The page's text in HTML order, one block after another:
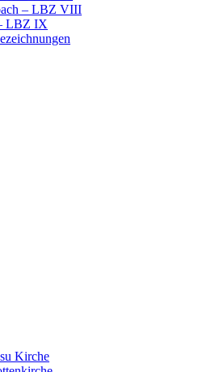
– LBZ VIII
LBZ IX
Kirche